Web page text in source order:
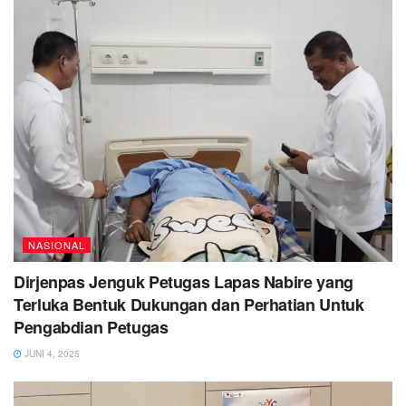
NASIONAL
Dirjenpas Jenguk Petugas Lapas Nabire yang
Terluka Bentuk Dukungan dan Perhatian Untuk
Pengabdian Petugas
JUNI 4, 2025